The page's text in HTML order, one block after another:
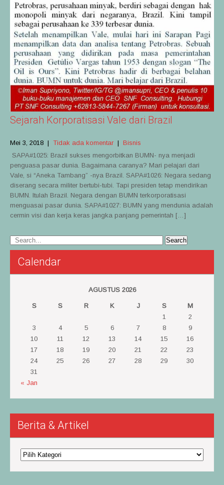
Sejarah Korporatisasi Vale dari Brazil
Mei 3, 2018 | Tidak ada komentar | Bisnis
SAPA#1025: Brazil sukses mengorbitkan BUMN- nya menjadi
penguasa pasar dunia. Bagaimana caranya? Mari pelajari dari
Vale, si “Aneka Tambang” -nya Brazil. SAPA#1026: Negara sedang
diserang secara militer bertubi-tubi. Tapi presiden tetap mendirikan
BUMN. Itulah Brazil. Negara dengan BUMN terkorporatisasi
menguasai pasar dunia. SAPA#1027: BUMN yang mendunia adalah
cermin visi dan kerja keras jangka panjang pemerintah […]
Calendar
AGUSTUS 2026
S S R K J S
M
1
2
3
4 5 6 7 8
9
10
11 12 13 14 15
16
17
18 19 20 21 22
23
24
25 26 27 28 29
30
31
« Jan
Berita & Artikel
Berita
&
Artikel